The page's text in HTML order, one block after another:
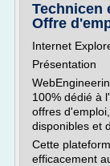
Technicen
Offre
Internet
Présentation
100% dédié à
offres
disponibles et
Cette
efficacement